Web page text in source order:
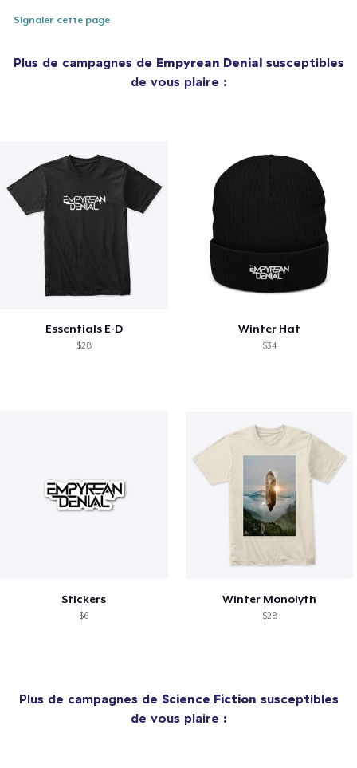
Signaler cette page
Plus de campagnes de Empyrean Denialsusceptibles
de vous plaire :
Essentials E-D
$28
Winter Hat
$34
Stickers
$6
Winter Monolyth
$28
Plus de campagnes de Science Fiction susceptibles
de vous plaire :